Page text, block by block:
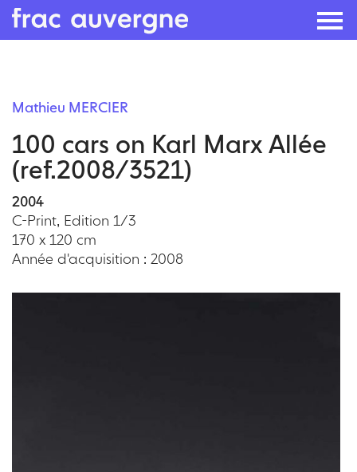
content
Mathieu MERCIER
100 cars on Karl Marx Allée
(ref.2008/3521)
2004
C-Print, Edition 1/3
170 x 120 cm
Année d'acquisition : 2008